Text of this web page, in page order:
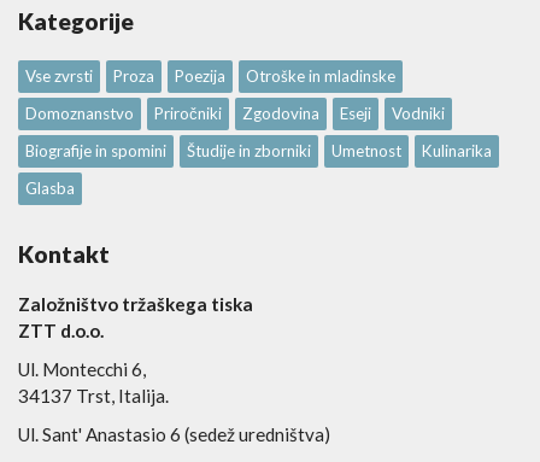
Kategorije
Vse zvrsti Proza Poezija
Otroške in mladinske
Domoznanstvo
Priročniki Zgodovina Eseji
Vodniki
Biografije in spomini
Študije in zborniki Umetnost
Kulinarika
Glasba
Kontakt
Založništvo tržaškega tiska
ZTT d.o.o.
Ul. Montecchi 6,
34137 Trst, Italija.
Ul. Sant' Anastasio 6 (sedež uredništva)